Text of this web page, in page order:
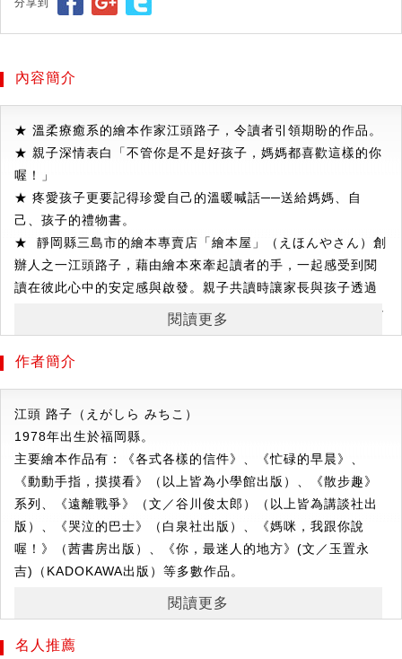
內容簡介
★ 溫柔療癒系的繪本作家江頭路子，令讀者引領期盼的作品。
★ 親子深情表白「不管你是不是好孩子，媽媽都喜歡這樣的你
喔！」
★ 疼愛孩子更要記得珍愛自己的溫暖喊話──送給媽媽、自
己、孩子的禮物書。
★ 靜岡縣三島市的繪本專賣店「繪本屋」（えほんやさん）創
辦人之一江頭路子，藉由繪本來牽起讀者的手，一起感受到閱
讀在彼此心中的安定感與啟發。親子共讀時讓家長與孩子透過
繪本將經歷的情感和感覺──這些閃閃發亮的寶物永遠收藏到心
樣才是真正「好孩子」的故事。
「妳會當個好孩子，乖乖把東西整理好，對不對？」
有一天，聽到媽媽這麼問的小女孩，腦中突然閃過疑問「好孩
子會是什麼模樣呢？」
難道，好孩子，是我和爸爸媽媽之間的通關密語嗎？
好孩子是不是要擅長整理東西、可以大聲和人打招呼、能夠忍
住不吃糖果、還有……好多事情。
【情感的日常練習✕生命贈禮】
♥︎ 疼愛小孩✕疼愛「內在小孩」
♥︎ 獲得溫暖安慰的語言力量
♥︎ 感謝的心醞釀在每一天
閱讀更多
作者簡介
江頭 路子 （ えがしら みちこ ）
1978年出生於福岡縣。
主要繪本作品有：《各式各樣的信件》、《忙碌的早晨》、
《動動手指，摸摸看》（以上皆為小學館出版）、《散步趣》
系列、《遠離戰爭》（文／谷川俊太郎）（以上皆為講談社出
版）、《哭泣的巴士》（白泉社出版）、《媽咪，我跟你說
喔！》（茜書房出版）、《你，最迷人的地方》(文／玉置永
吉)（KADOKAWA出版）等多數作品。
現和妹妹一起於靜岡縣三島市創辦了一間專為媽媽們設立的兒
童書店「繪本屋」（えほんやさん）。
閱讀更多
名人推薦